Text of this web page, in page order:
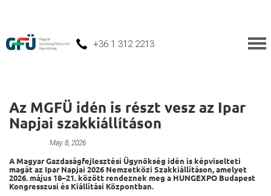
+36 1 312 2213
Az MGFÜ idén is részt vesz az Ipar
Napjai szakkiállításon
May 8, 2026
A Magyar Gazdaságfejlesztési Ügynökség idén is képviselteti
magát az Ipar Napjai 2026 Nemzetközi Szakkiállításon, amelyet
2026. május 18–21. között rendeznek meg a HUNGEXPO Budapest
Kongresszusi és Kiállítási Központban.